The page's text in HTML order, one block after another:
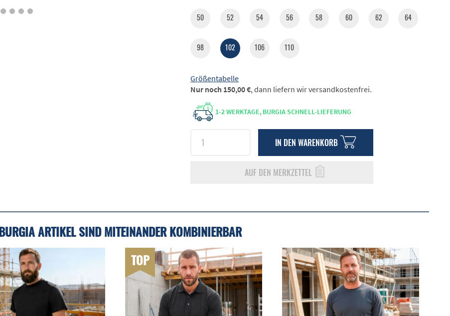
50 52 54 56 58 60 62 64
98 102 106 110
Größentabelle
1-2 WERKTAGE,BURGIA SCHNELL-LIEFERUNG
IN DEN WARENKORB
AUF DEN MERKZETTEL
Nur noch 150,00 €, dann liefern wir versandkostenfrei.
ARTIKEL SIND MITEINANDER KOMBINIERBAR
TOP